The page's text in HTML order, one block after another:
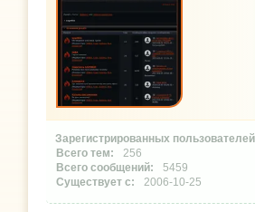
256
5459
2006-10-25